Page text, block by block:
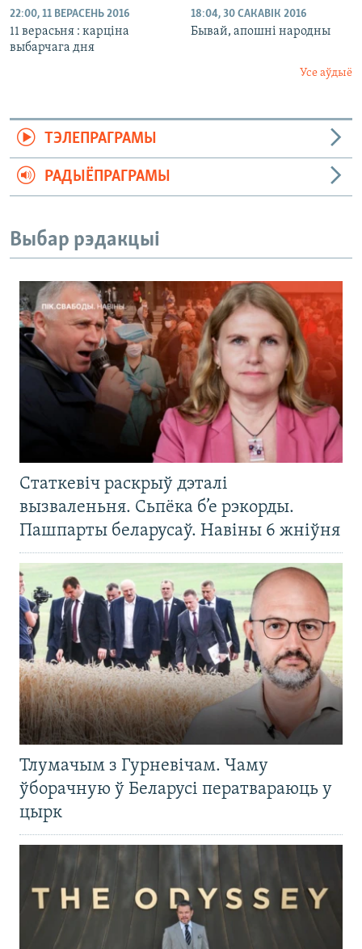
22:00, 11 ВЕРАСЕНЬ 2016
11 верасьня : карціна
выбарчага дня
18:04, 30 САКАВІК 2016
Бывай, апошні народны
Усе аўдыё
ТЭЛЕПРАГРАМЫ
РАДЫЁПРАГРАМЫ
Выбар рэдакцыі
Статкевіч раскрыў дэталі
вызваленьня. Сьпёка б’е рэкорды.
Пашпарты беларусаў. Навіны 6 жніўня
Тлумачым з Гурневічам. Чаму
ўборачную ў Беларусі ператвараюць у
цырк